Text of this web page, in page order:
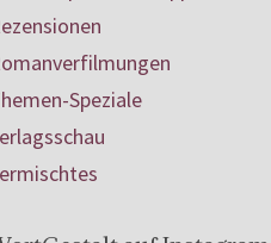
Speziale